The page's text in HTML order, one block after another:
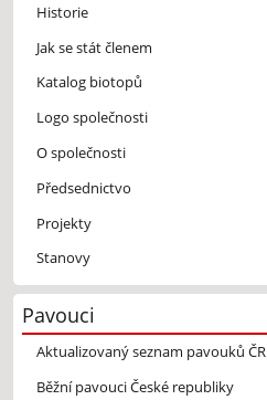
Historie
Jak se stát členem
Katalog biotopů
Logo společnosti
O společnosti
Předsednictvo
Projekty
Stanovy
Pavouci
Aktualizovaný seznam pavouků ČR
Běžní pavouci České republiky